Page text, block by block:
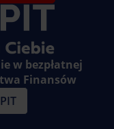
w bezpłatnej
Finansów